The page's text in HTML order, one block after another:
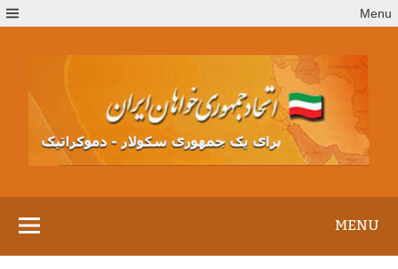
to
Menu
MENU